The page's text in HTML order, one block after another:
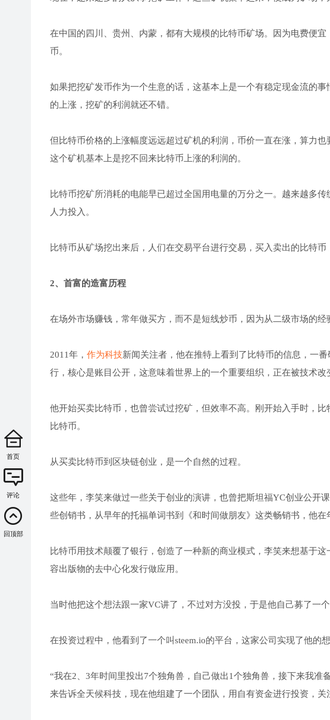
在中国的四川、贵州、内蒙，都有大规模的比特币矿场。因为电费便
币。
如果把挖矿发币作为一个生意的话，这基本上是一个有稳定现金流的
的上涨，挖矿的利润就还不错。
但比特币价格的上涨幅度远远超过矿机的利润，币价一直在涨，算力
这个矿机基本上是挖不回来比特币上涨的利润的。
比特币挖矿所消耗的电能早已超过全国用电量的万分之一。越来越多
人力投入。
比特币从矿场挖出来后，人们在交易平台进行交易，买入卖出的比特币
2、首富的造富历程
在场外市场赚钱，常年做买方，而不是短线炒币，因为从二级市场的
2011年， 作为科技新闻关注者，他在推特上看到了比特币的信息，一
行，核心是账目公开，这意味着世界上的一个重要组织，正在被技术改
他开始买卖比特币，也曾尝试过挖矿，但效率不高。刚开始入手时，
比特币。
从买卖比特币到区块链创业，是一个自然的过程。
这些年，李笑来做过一些关于创业的演讲，也曾把斯坦福YC创业公开
些创销书，从早年的托福单词书到《和时间做朋友》这类畅销书，他在
比特币用技术颠覆了银行，创造了一种新的商业模式，李笑来想基于
容出版物的去中心化发行做应用。
当时他把这个想法跟一家VC讲了，不过对方没投，于是他自己募了一
在投资过程中，他看到了一个叫steem.io的平台，这家公司实现了他的
“我在2、3年时间里投出7个独角兽，自己做出1个独角兽，接下来我准
来告诉全天候科技，现在他组建了一个团队，用自有资金进行投资，关
首页
评论
回顶部